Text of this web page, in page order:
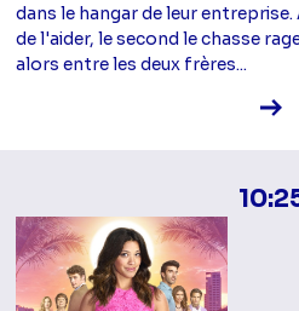
dans le hangar de leur
de l'aider, le second le chasse
alors entre les deux frères...